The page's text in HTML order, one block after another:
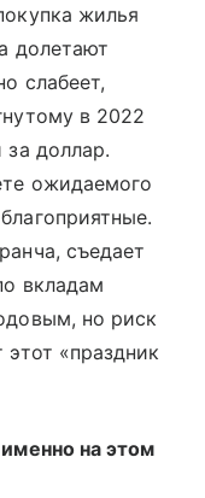
жилья
долетают
слабеет,
в 2022
доллар.
ожидаемого
съедает
вкладам
но риск
этот «праздник
на этом